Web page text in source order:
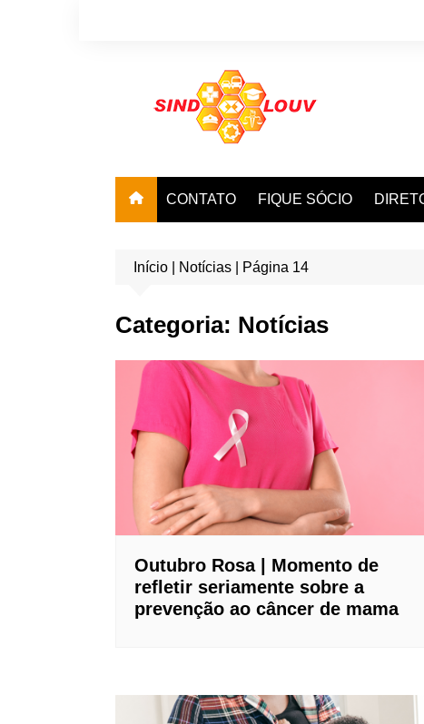
CONTATO FIQUE SÓCIO
Início Notícias Página 14
Categoria: Notícias
Outubro Rosa | Momento de
refletir seriamente sobre a
prevenção ao câncer de mama